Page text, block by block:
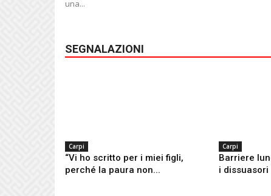
una...
SEGNALAZIONI
Carpi
“Vi ho scritto per i miei figli,
perché la paura non...
Carpi
Barriere
i